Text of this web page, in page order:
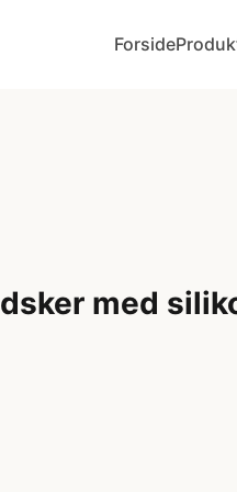
Forside
med